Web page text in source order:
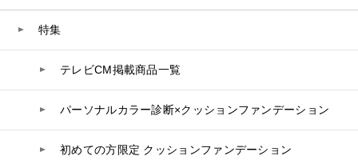
オールインワン
リップケア
トラベルセット
スペシャルケア
STEFANY AGING
BIVABOO（ビバブー）
CCクリーム
UVケア
乳酸菌
コラーゲン
レスベラトロール
高麗人参
コエンザイム
白神秘境活性水
ヘルスサポート
スカルプケア
シャンプー
トリートメント
ボディソープ
特集
テレビCM掲載商品一覧
パーソナルカラー診断×クッションファンデーション
初めての方限定 クッションファンデーション